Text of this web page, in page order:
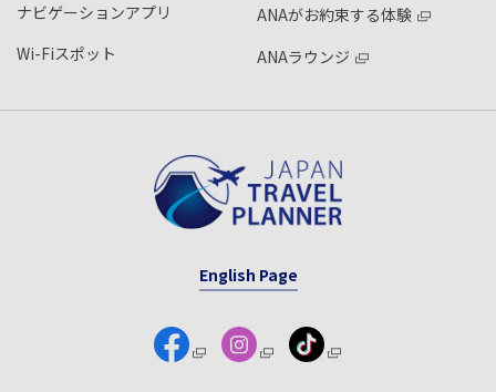
ナビゲーションアプリ
Wi-Fiスポット
ANAがお約束する体験
ANAラウンジ
English Page